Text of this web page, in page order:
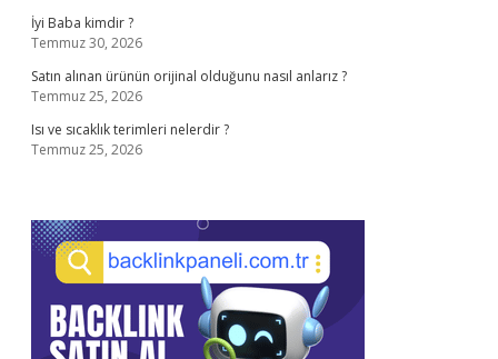
İyi Baba kimdir ?
Temmuz 30, 2026
Satın alınan ürünün orijinal olduğunu nasıl anlarız ?
Temmuz 25, 2026
Isı ve sıcaklık terimleri nelerdir ?
Temmuz 25, 2026